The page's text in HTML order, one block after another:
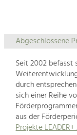
Abgeschlossene
Seit 2002
durch
sich einer Reihe
aus der
Projekte